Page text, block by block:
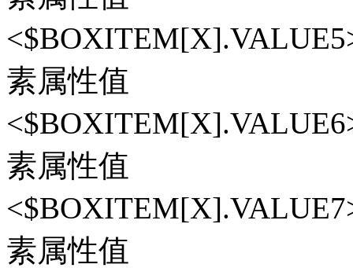
素属性值
素属性值
素属性值